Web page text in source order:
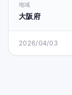
地域
大阪府
2026/04/03